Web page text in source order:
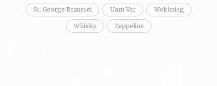
St. George Brauerei Uam Var Weltkrieg
Whisky Zeppeline